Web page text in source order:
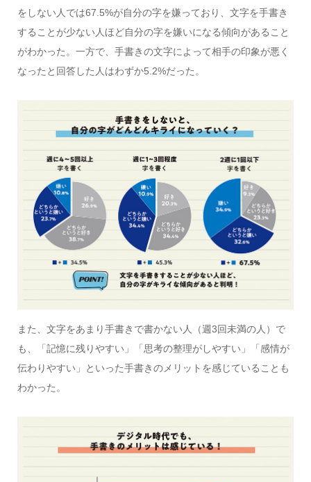
をしない人では67.5%が自分の字を嫌っており、文字を手書き
することが少ない人ほど自分の字を嫌いになる傾向があること
がわかった。一方で、手書きの文字によって相手の印象が悪く
なったと回答した人はわずか5.2%だった。
また、文字をあまり手書きで書かない人（週3回未満の人）で
も、「記憶に残りやすい」「思考の整理がしやすい」「感情が
伝わりやすい」といった手書きのメリットを感じていることも
わかった。